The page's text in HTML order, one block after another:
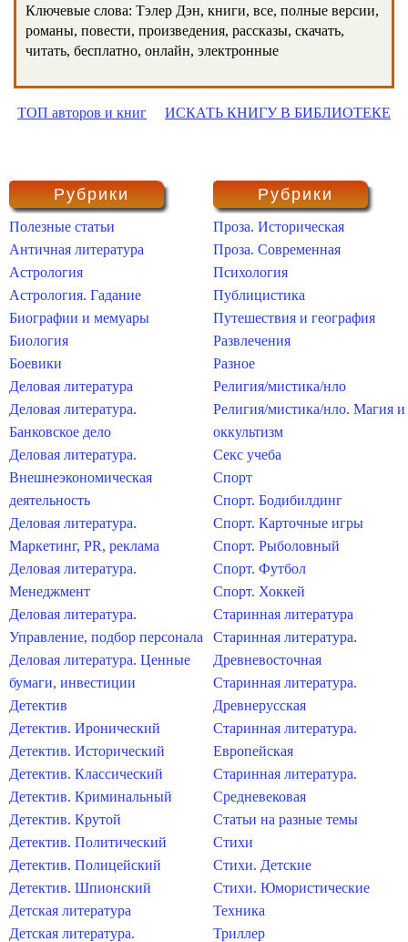
Ключевые слова: Тэлер Дэн, книги, все, полные версии,
романы, повести, произведения, рассказы, скачать,
читать, бесплатно, онлайн, электронные
ТОП авторов и книг ИСКАТЬ КНИГУ В БИБЛИОТЕКЕ
Рубрики
Полезные статьи
Античная литература
Астрология
Астрология. Гадание
Биографии и мемуары
Биология
Боевики
Деловая литература
Деловая литература.
Банковское дело
Деловая литература.
Внешнеэкономическая
деятельность
Деловая литература.
Маркетинг, PR, реклама
Деловая литература.
Менеджмент
Деловая литература.
Управление, подбор персонала
Деловая литература. Ценные
бумаги, инвестиции
Детектив
Детектив. Иронический
Детектив. Исторический
Детектив. Классический
Детектив. Криминальный
Детектив. Крутой
Детектив. Политический
Детектив. Полицейский
Детектив. Шпионский
Детская литература
Детская литература.
Рубрики
Проза. Историческая
Проза. Современная
Психология
Публицистика
Путешествия и география
Развлечения
Разное
Религия/мистика/нло
Религия/мистика/нло. Магия и
оккультизм
Секс учеба
Спорт
Спорт. Бодибилдинг
Спорт. Карточные игры
Спорт. Рыболовный
Спорт. Футбол
Спорт. Хоккей
Старинная литература
Старинная литература.
Древневосточная
Старинная литература.
Древнерусская
Старинная литература.
Европейская
Старинная литература.
Средневековая
Статьи на разные темы
Стихи
Стихи. Детские
Стихи. Юмористические
Техника
Триллер